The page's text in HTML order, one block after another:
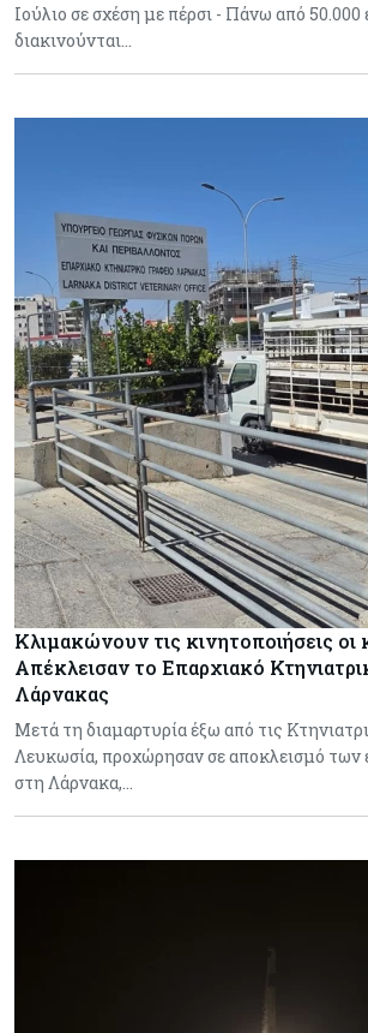
Ιούλιο σε σχέση με πέρσι - Πάνω από 50.000
διακινούνται…
Κλιμακώνουν τις κινητοποιήσεις οι
Απέκλεισαν το Επαρχιακό
Λάρνακας
Μετά τη διαμαρτυρία έξω από τις
Λευκωσία, προχώρησαν σε αποκλεισμό των
στη Λάρνακα,…